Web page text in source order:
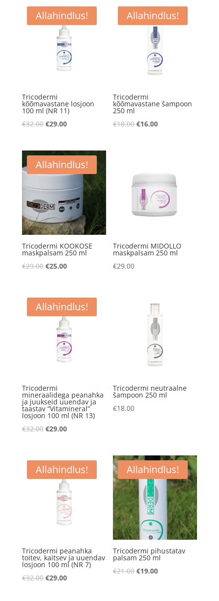
€19.00.€17.00.
€32.00.€29.00.
Allahindlus!
Tricodermi
kõõmavastane losjoon
100 ml (NR 11)
€32.00 Algne
oli:
€32.00.
€29.00Praegune
on:
€29.00.
Allahindlus!
Tricodermi
kõõmavastane šampoon
250 ml
€18.00 Algne
€16.00Praegune
Allahindlus!
Tricodermi KOOKOSE
maskpalsam 250 ml
€29.00 Algne
€29.00.
€25.00Praegune
€25.00.
Tricodermi MIDOLLO
maskpalsam 250 ml
€29.00
Allahindlus!
Tricodermi
mineraalidega peanahka
ja juukseid uuendav ja
taastav “Vitamineral”
losjoon 100 ml (NR 13)
€32.00 Algne
€32.00.
€29.00Praegune
€29.00.
Tricodermi neutraalne
šampoon 250 ml
€18.00
Allahindlus!
Tricodermi peanahka
toitev, kaitsev ja uuendav
losjoon 100 ml (NR 7)
€32.00 Algne
€29.00Praegune
Allahindlus!
Tricodermi pihustatav
palsam 250 ml
€21.00 Algne
€19.00Praegune